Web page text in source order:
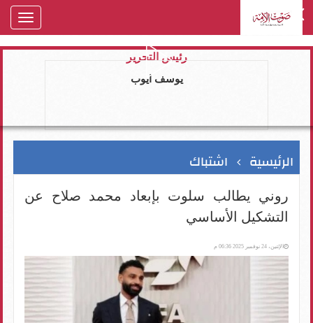
رئيس التحرير
يوسف ايوب
الرئيسية اشتباك
روني يطالب سلوت بإبعاد محمد صلاح عن
التشكيل الأساسي
الإثنين، 24 نوفمبر 2025 06:36 م